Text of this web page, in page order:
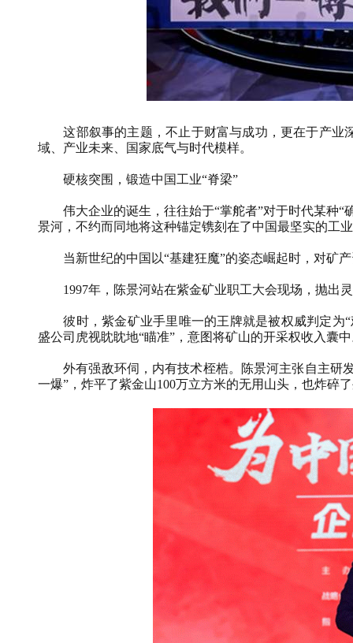
这部叙事的主题，不止于财富与成功，更在于产
域、产业未来、国家底气与时代模样。
硬核突围，锻造中国工业“脊梁”
伟大企业的诞生，往往始于“掌舵者”对于时代某种
景河，不约而同地将这种锚定镌刻在了中国最坚实的工
当新世纪的中国以“基建狂魔”的姿态崛起时，对矿
1997年，陈景河站在紫金矿业职工大会现场，抛出
彼时，紫金矿业手里唯一的王牌就是被权威判定为
盛公司虎视眈眈地“瞄准”，意图将矿山的开采权收入囊
外有强敌环伺，内有技术桎梏。陈景河主张自主研
一爆”，炸平了紫金山100万立方米的无用山头，也炸碎